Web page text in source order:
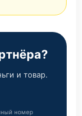
и товар.
номер